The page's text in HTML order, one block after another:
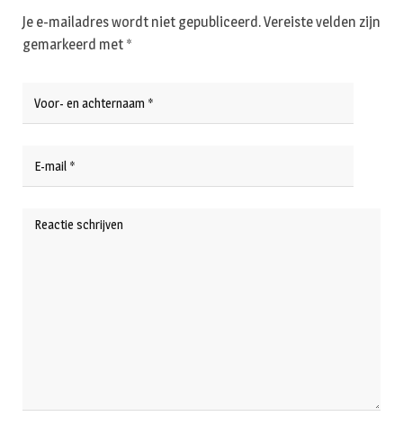
Je e-mailadres wordt niet gepubliceerd.Vereiste velden zijn
gemarkeerd met *